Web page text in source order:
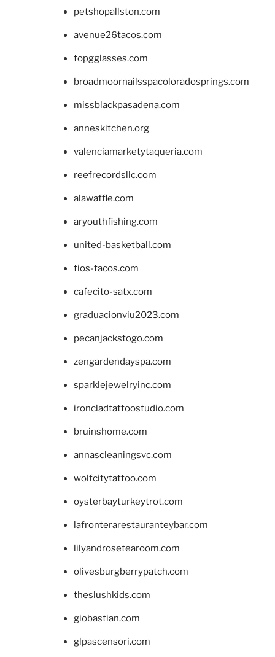
petshopallston.com
avenue26tacos.com
topgglasses.com
broadmoornailsspacoloradosprings.com
missblackpasadena.com
anneskitchen.org
valenciamarketytaqueria.com
reefrecordsllc.com
alawaffle.com
aryouthfishing.com
united-basketball.com
tios-tacos.com
cafecito-satx.com
graduacionviu2023.com
pecanjackstogo.com
zengardendayspa.com
sparklejewelryinc.com
ironcladtattoostudio.com
bruinshome.com
annascleaningsvc.com
wolfcitytattoo.com
oysterbayturkeytrot.com
lafronterarestauranteybar.com
lilyandrosetearoom.com
olivesburgberrypatch.com
theslushkids.com
giobastian.com
glpascensori.com